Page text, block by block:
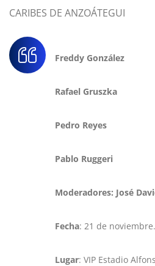
CARIBES DE ANZOÁTEGUI
Freddy González
Rafael Gruszka
Pedro Reyes
Pablo Ruggeri
Moderadores: José
Fecha: 21 de noviembre.
Lugar: VIP Estadio